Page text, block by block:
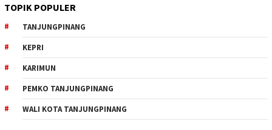
TOPIK POPULER
TANJUNGPINANG
KEPRI
KARIMUN
PEMKO TANJUNGPINANG
WALI KOTA TANJUNGPINANG